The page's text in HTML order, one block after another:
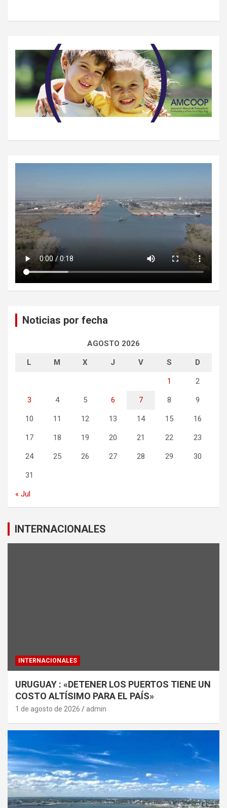
Noticias por fecha
AGOSTO 2026
L M X J V S D
1 2
3 4 5 6 7 8 9
10 11 12 13 14 15 16
17 18 19 20 21 22 23
24 25 26 27 28 29 30
31
« Jul
INTERNACIONALES
INTERNACIONALES
URUGUAY : «DETENER LOS PUERTOS TIENE UN
COSTO ALTÍSIMO PARA EL PAÍS»
1 de agosto de 2026 admin